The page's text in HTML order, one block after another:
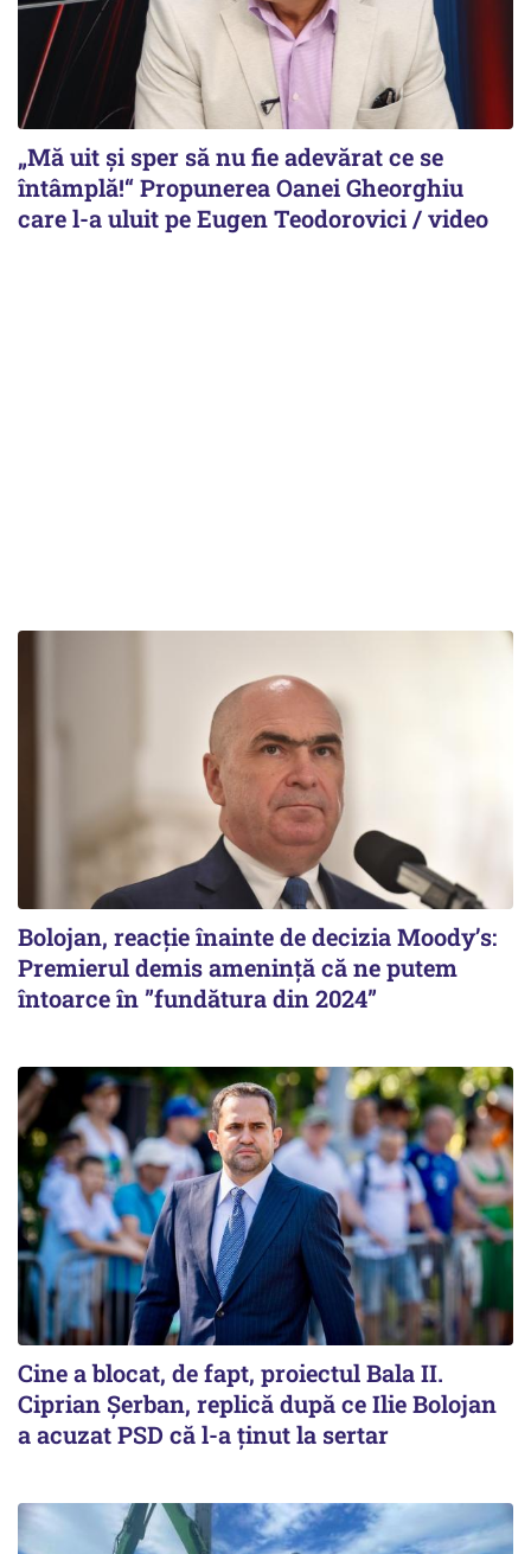
„Mă uit și sper să nu fie adevărat ce se
întâmplă!“ Propunerea Oanei Gheorghiu
care l-a uluit pe Eugen Teodorovici / video
Bolojan, reacție înainte de decizia Moody’s:
Premierul demis amenință că ne putem
întoarce în ”fundătura din 2024”
Cine a blocat, de fapt, proiectul Bala II.
Ciprian Șerban, replică după ce Ilie Bolojan
a acuzat PSD că l-a ținut la sertar